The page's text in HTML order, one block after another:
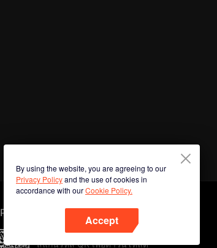
By using the website, you are agreeing to our
Privacy Policyand the use of cookies in
accordance with ourCookie Policy.
Accept
Phone
สแกนรหัส QR เพื่อดาวน์โหลด